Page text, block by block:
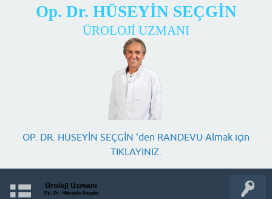
Op. Dr. HÜSEYİN SEÇGİN
ÜROLOJİ UZMANI
OP. DR. HÜSEYİN SEÇGİN 'den RANDEVU Almak için
TIKLAYINIZ.